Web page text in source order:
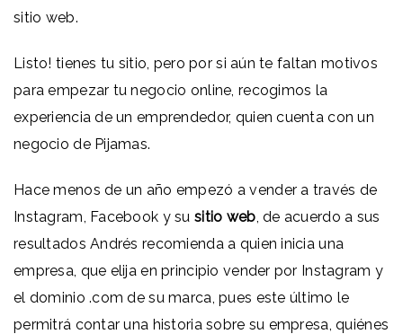
sitio web.
Listo! tienes tu sitio, pero por si aún te faltan motivos
para empezar tu negocio online, recogimos la
experiencia de un emprendedor, quien cuenta con un
negocio de Pijamas.
Hace menos de un año empezó a vender a través de
Instagram, Facebook y su sitio web, de acuerdo a sus
resultados Andrés recomienda a quien inicia una
empresa, que elija en principio vender por Instagram y
el dominio .com de su marca, pues este último le
permitrá contar una historia sobre su empresa, quiénes